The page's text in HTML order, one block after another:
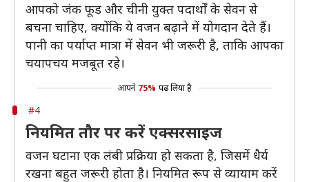
आपको जंक फूड और चीनी युक्त पदार्थों के सेवन से
बचना चाहिए, क्योंकि ये वजन बढ़ाने में योगदान देते हैं।
पानी का पर्याप्त मात्रा में सेवन भी जरूरी है, ताकि आपका
चयापचय मजबूत रहे।
आपने 75% पढ़ लिया है
#4
नियमित तौर पर करें एक्सरसाइज
वजन घटाना एक लंबी प्रक्रिया हो सकता है, जिसमें धैर्य
रखना बहुत जरूरी होता है। नियमित रूप से व्यायाम करें